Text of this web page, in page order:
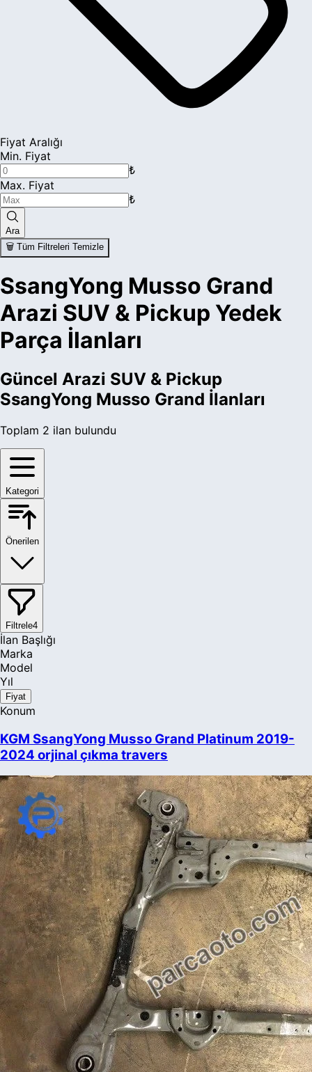
Fiyat Aralığı
Min. Fiyat
₺
Max. Fiyat
₺
Ara
🗑️ Tüm Filtreleri Temizle
SsangYong Musso Grand
Arazi SUV & Pickup Yedek
Parça İlanları
Güncel Arazi SUV & Pickup
SsangYong Musso Grand İlanları
Toplam 2 ilan bulundu
Kategori
Önerilen
Filtrele4
İlan Başlığı
Marka
Model
Yıl
Fiyat
Konum
KGM SsangYong Musso Grand Platinum 2019-
2024 orjinal çıkma travers